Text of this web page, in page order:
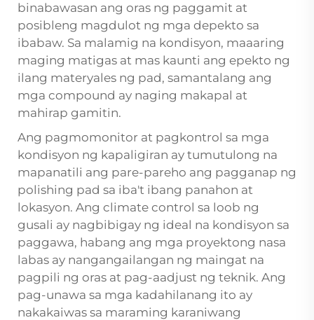
binabawasan ang oras ng paggamit at
posibleng magdulot ng mga depekto sa
ibabaw. Sa malamig na kondisyon, maaaring
maging matigas at mas kaunti ang epekto ng
ilang materyales ng pad, samantalang ang
mga compound ay naging makapal at
mahirap gamitin.
Ang pagmomonitor at pagkontrol sa mga
kondisyon ng kapaligiran ay tumutulong na
mapanatili ang pare-pareho ang pagganap ng
polishing pad sa iba't ibang panahon at
lokasyon. Ang climate control sa loob ng
gusali ay nagbibigay ng ideal na kondisyon sa
paggawa, habang ang mga proyektong nasa
labas ay nangangailangan ng maingat na
pagpili ng oras at pag-aadjust ng teknik. Ang
pag-unawa sa mga kadahilanang ito ay
nakakaiwas sa maraming karaniwang